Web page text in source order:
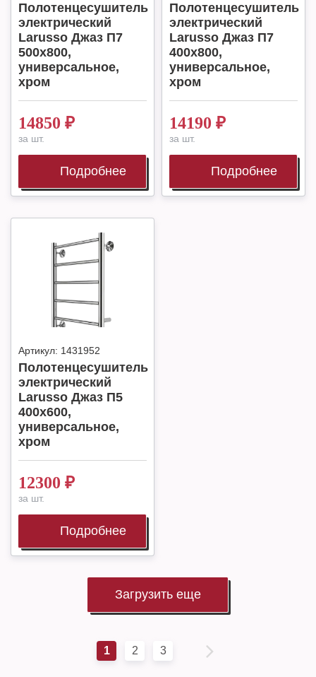
Полотенцесушитель
электрический
Larusso Джаз П7
500х800,
универсальное,
хром
14850 ₽
за шт.
Подробнее
Полотенцесушитель
электрический
Larusso Джаз П7
400х800,
универсальное,
хром
14190 ₽
за шт.
Подробнее
Артикул: 1431952
Полотенцесушитель
электрический
Larusso Джаз П5
400х600,
универсальное,
хром
12300 ₽
за шт.
Подробнее
Загрузить еще
1 2 3